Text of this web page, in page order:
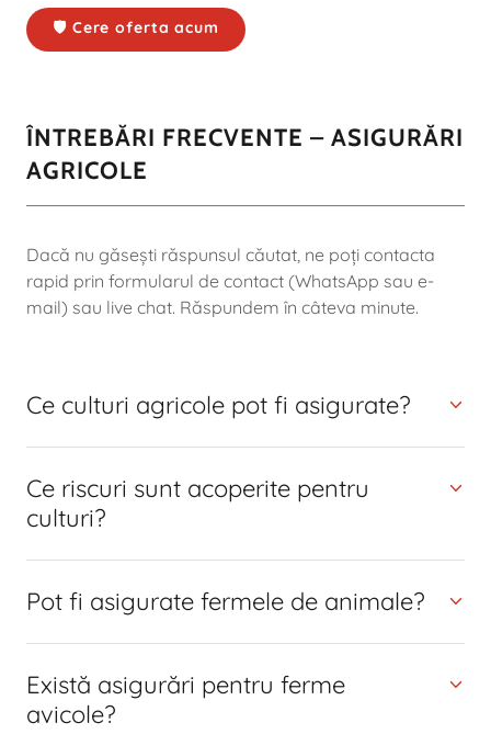
🛡️ Cere oferta acum
ÎNTREBĂRI FRECVENTE – ASIGURĂRI
AGRICOLE
Dacă nu găsești răspunsul căutat, ne poți contacta
rapid prin formularul de contact (WhatsApp sau e-
mail) sau live chat. Răspundem în câteva minute.
Ce culturi agricole pot fi asigurate?
Ce riscuri sunt acoperite pentru
culturi?
Pot fi asigurate fermele de animale?
Există asigurări pentru ferme
avicole?